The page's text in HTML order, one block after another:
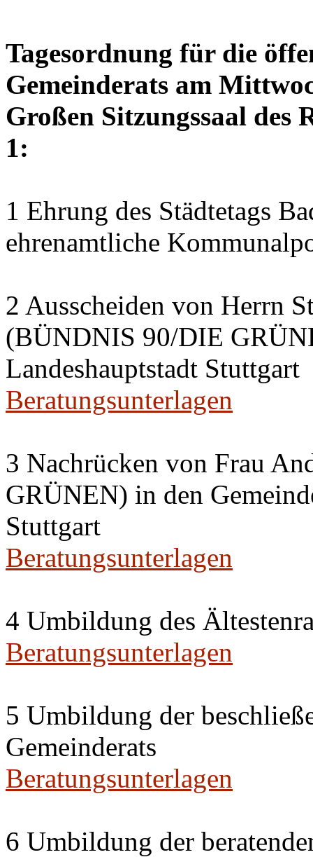
Tagesordnung für die
Gemeinderats am
Großen Sitzungssaal des
1:
1 Ehrung des Städtetags
ehrenamtliche
2 Ausscheiden von Herrn
(BÜNDNIS 90/DIE
Landeshauptstadt Stuttgart
Beratungsunterlagen
3 Nachrücken von Frau
GRÜNEN) in den
Stuttgart
Beratungsunterlagen
4 Umbildung des
Beratungsunterlagen
5 Umbildung der
Gemeinderats
Beratungsunterlagen
6 Umbildung der